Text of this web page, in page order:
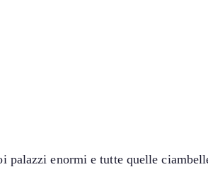
enormi e tutte quelle